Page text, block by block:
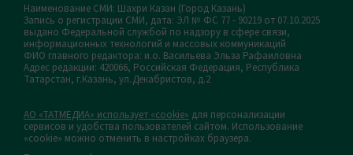
Наименование СМИ: Шахри Казан (Город Казань)
Запись о регистрации СМИ, дата: ЭЛ № ФС 77 - 90219 от 07.10.2025
выдано Федеральной службой по надзору в сфере связи,
информационных технологий и массовых коммуникаций
ФИО главного редактора: и.о. Васильева Эльза Рафаиловна
Адрес редакции: 420066, Российская Федерация, Республика
Татарстан, г.Казань, ул.Декабристов, д.2
АО «ТАТМЕДИА» использует «cookie» для персонализации
сервисов и удобства пользователей сайтом. Использование
«cookie» можно отменить в настройках браузера.